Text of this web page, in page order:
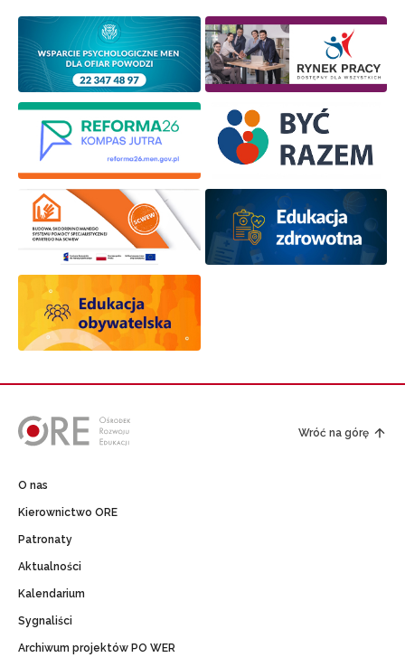
Wróć na górę
O nas
Kierownictwo ORE
Patronaty
Aktualności
Kalendarium
Sygnaliści
Archiwum projektów PO WER